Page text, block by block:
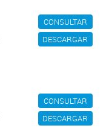
CONSULTAR
DESCARGAR
CONSULTAR
DESCARGAR